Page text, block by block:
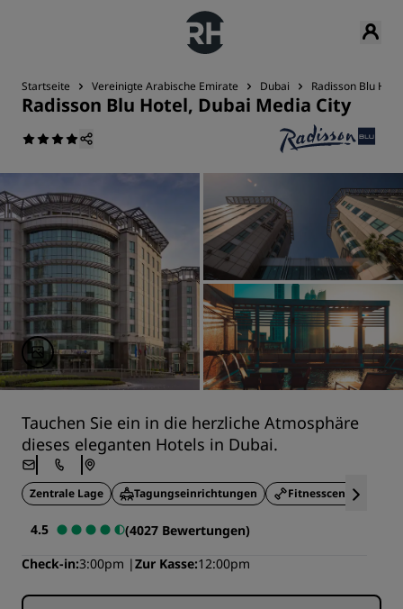
Startseite Vereinigte Arabische Emirate Dubai Radisson Blu
Radisson Blu Hotel, Dubai Media City
Tauchen Sie ein in die herzliche Atmosphäre
dieses eleganten Hotels in Dubai.
Zentrale Lage Tagungseinrichtungen Fitnesscenter
4.5
(4027 Bewertungen)
Check-in 3:00pm Zur Kasse 12:00pm